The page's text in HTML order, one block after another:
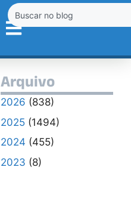
Arquivo
2026 (838)
2025(1494)
2024 (455)
2023 (8)